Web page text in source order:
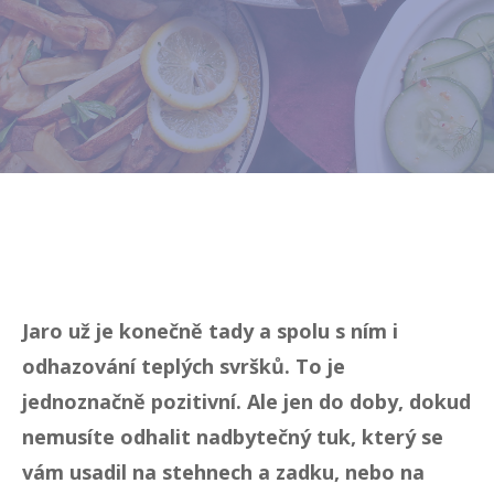
Jaro už je konečně tady a spolu s ním i
odhazování teplých svršků. To je
jednoznačně pozitivní. Ale jen do doby, dokud
nemusíte odhalit nadbytečný tuk, který se
vám usadil na stehnech a zadku, nebo na